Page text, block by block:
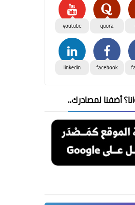
quora
youtube
facebook
linkedin
أضفنا لمصادرك..